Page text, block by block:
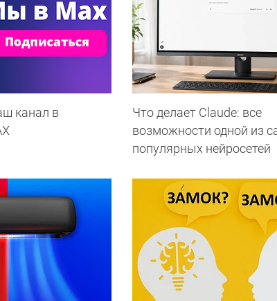
канал в
Что делает Сlaude: все
возможности одной из
популярных нейросетей